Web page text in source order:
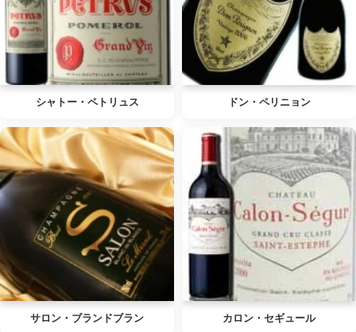
シャトー・ペトリュス ドン・ペリニョン
サロン・ブランドブラン カロン・セギュール